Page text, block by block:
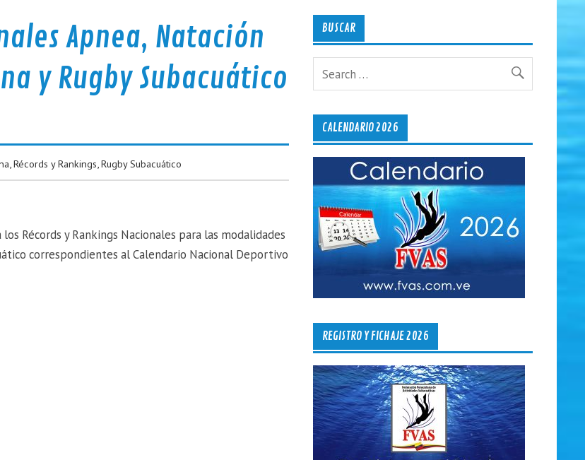
Apnea, Natación
y Rugby Subacuático
,Récords y Rankings ,Rugby Subacuático
Récords y Rankings Nacionales para las modalidades
correspondientes al Calendario Nacional Deportivo
BUSCAR
CALENDARIO 2026
REGISTRO Y FICHAJE 2026